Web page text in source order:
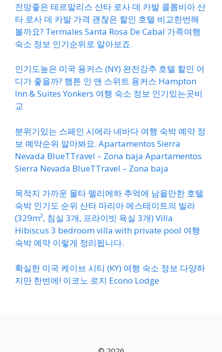
전망좋은 테르말리스 산타 로사 데 카발 콜롬비아 산
타 로사 데 카발 가격 괜찮은 할인 호텔 비교한번해
볼까요? Termales Santa Rosa De Cabal 가족여행
숙소 정보 인기순위로 알아보죠.
인기도높은 미국 용커스 (NY) 완전강추 호텔 할인 어
디가 좋을까? 햄튼 인 앤 스위트 용커스 Hampton
Inn & Suites Yonkers 여행 숙소 정보 인기있는곳비
교
분위기있는 스페인 시에라 네바다 여행 숙박 예약 정
보 예약순위 알아봐요. Apartamentos Sierra
Nevada BlueTTravel – Zona baja Apartamentos
Sierra Nevada BlueTTravel – Zona baja
목적지 가까운 몰타 멜리에하 추억에 남을만한 호텔
숙박 인기도 순위 산타 마리아 에스테이트의 빌라
(329m², 침실 3개, 프라이빗 욕실 3개) Villa
Hibiscus 3 bedroom villa with private pool 여행
숙박 예약 이렇게 정리됩니다.
확실한 미국 케이브 시티 (KY) 여행 숙소 정보 다양하
지만 한번에! 이코노 로지 Econo Lodge